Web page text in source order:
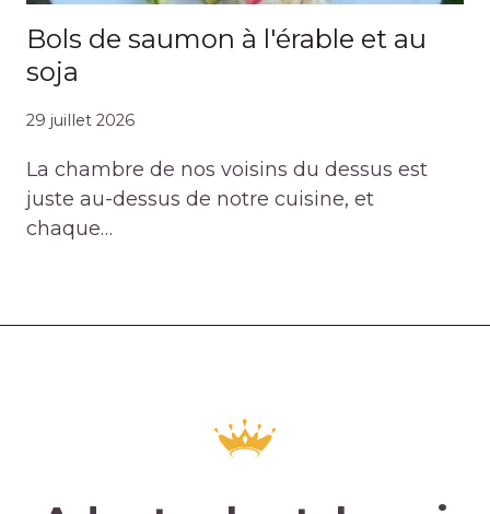
Bols de saumon à l'érable et au
soja
29 juillet 2026
La chambre de nos voisins du dessus est
juste au-dessus de notre cuisine, et
chaque…